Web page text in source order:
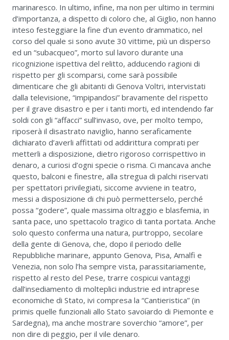
marinaresco. In ultimo, infine, ma non per ultimo in termini
d’importanza, a dispetto di coloro che, al Giglio, non hanno
inteso festeggiare la fine d’un evento drammatico, nel
corso del quale si sono avute 30 vittime, più un disperso
ed un “subacqueo”, morto sul lavoro durante una
ricognizione ispettiva del relitto, adducendo ragioni di
rispetto per gli scomparsi, come sarà possibile
dimenticare che gli abitanti di Genova Voltri, intervistati
dalla televisione, “impipandosi” bravamente del rispetto
per il grave disastro e per i tanti morti, ed intendendo far
soldi con gli “affacci” sull’invaso, ove, per molto tempo,
riposerà il disastrato naviglio, hanno seraficamente
dichiarato d’averli affittati od addirittura comprati per
metterli a disposizione, dietro rigoroso corrispettivo in
denaro, a curiosi d’ogni specie o risma. Ci mancava anche
questo, balconi e finestre, alla stregua di palchi riservati
per spettatori privilegiati, siccome avviene in teatro,
messi a disposizione di chi può permetterselo, perché
possa “godere”, quale massima oltraggio e blasfemia, in
santa pace, uno spettacolo tragico di tanta portata. Anche
solo questo conferma una natura, purtroppo, secolare
della gente di Genova, che, dopo il periodo delle
Repubbliche marinare, appunto Genova, Pisa, Amalfi e
Venezia, non solo l’ha sempre vista, parassitariamente,
rispetto al resto del Pese, trarre cospicui vantaggi
dall’insediamento di molteplici industrie ed intraprese
economiche di Stato, ivi compresa la “Cantieristica” (in
primis quelle funzionali allo Stato savoiardo di Piemonte e
Sardegna), ma anche mostrare soverchio “amore”, per
non dire di peggio, per il vile denaro.